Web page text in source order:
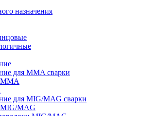
назначения
для MMA сварки
для MIG/MAG сварки
MAG